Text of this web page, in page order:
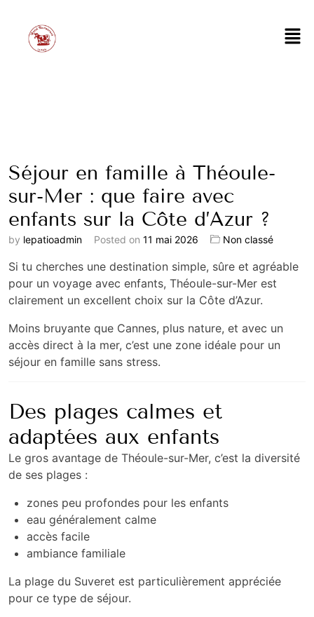
Séjour en famille à Théoule-
sur-Mer : que faire avec
enfants sur la Côte d’Azur ?
by lepatioadmin Posted on 11 mai 2026 Non classé
Si tu cherches une destination simple, sûre et agréable
pour un voyage avec enfants, Théoule-sur-Mer est
clairement un excellent choix sur la Côte d’Azur.
Moins bruyante que Cannes, plus nature, et avec un
accès direct à la mer, c’est une zone idéale pour un
séjour en famille sans stress.
Des plages calmes et
adaptées aux enfants
Le gros avantage de Théoule-sur-Mer, c’est la diversité
de ses plages :
zones peu profondes pour les enfants
eau généralement calme
accès facile
ambiance familiale
La plage du Suveret est particulièrement appréciée
pour ce type de séjour.